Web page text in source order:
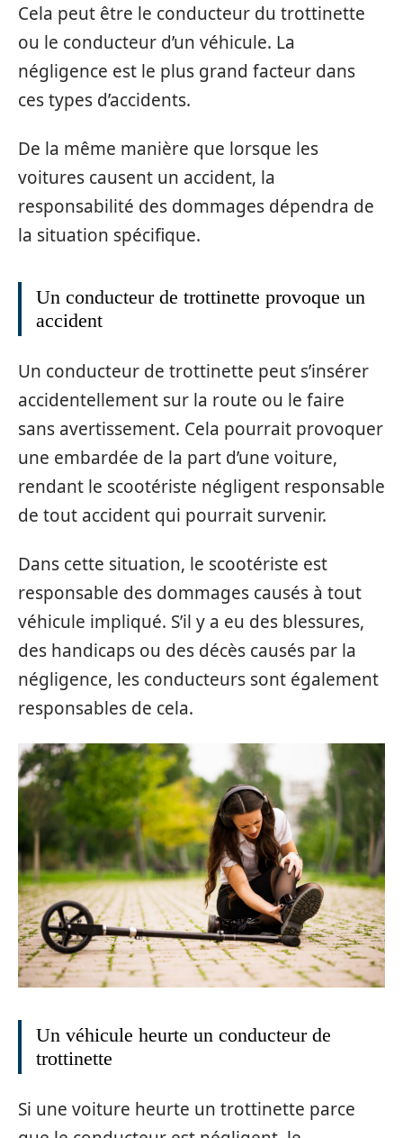
Cela peut être le conducteur du trottinette
ou le conducteur d’un véhicule. La
négligence est le plus grand facteur dans
ces types d’accidents.
De la même manière que lorsque les
voitures causent un accident, la
responsabilité des dommages dépendra de
la situation spécifique.
Un conducteur de trottinette provoque un
accident
Un conducteur de trottinette peut s’insérer
accidentellement sur la route ou le faire
sans avertissement. Cela pourrait provoquer
une embardée de la part d’une voiture,
rendant le scootériste négligent responsable
de tout accident qui pourrait survenir.
Dans cette situation, le scootériste est
responsable des dommages causés à tout
véhicule impliqué. S’il y a eu des blessures,
des handicaps ou des décès causés par la
négligence, les conducteurs sont également
responsables de cela.
Un véhicule heurte un conducteur de
trottinette
Si une voiture heurte un trottinette parce